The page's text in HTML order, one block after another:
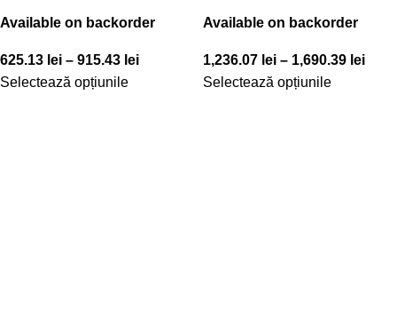
Available on backorder
625.13 lei – 915.43 lei
Selectează opțiunile
Available on backorder
1,236.07 lei – 1,690.39 lei
Selectează opțiunile